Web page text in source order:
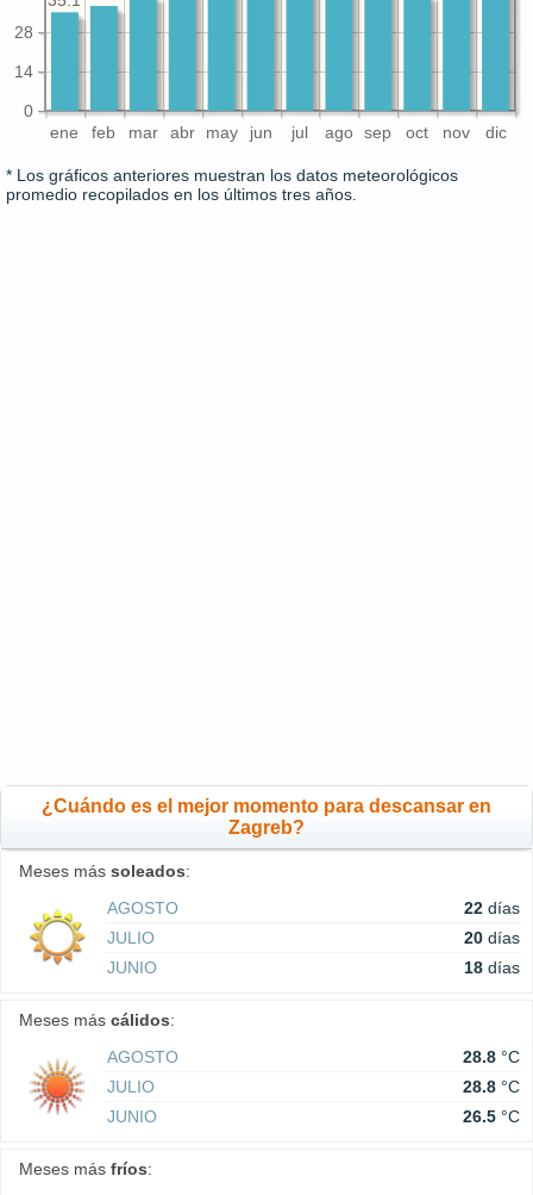
ene feb mar abr may jun jul ago sep oct nov dic
0
14
28
* Los gráficos anteriores muestran los datos meteorológicos
promedio recopilados en los últimos tres años.
¿Cuándo es el mejor momento para descansar en
Zagreb?
Meses más soleados:
AGOSTO
22 días
JULIO
20 días
JUNIO
18 días
Meses más cálidos:
AGOSTO
28.8 °C
JULIO
28.8 °C
JUNIO
26.5 °C
Meses más fríos: